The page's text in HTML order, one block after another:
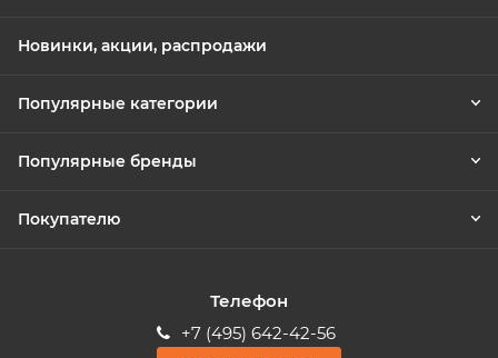
Новинки, акции, распродажи
Популярные категории
Популярные бренды
Покупателю
Телефон
+7 (495) 642-42-56